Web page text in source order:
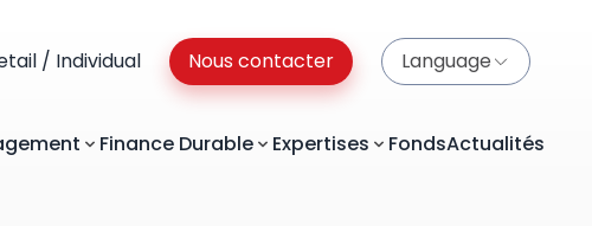
/ Individual Nous contacter Language
Finance Durable Expertises FondsActualités